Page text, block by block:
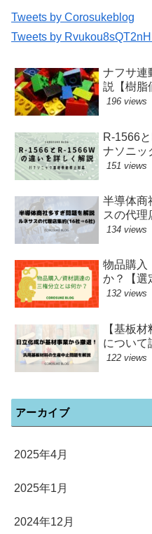
Tweets by Corosukeblog
Tweets by
ナフサ連
説【樹脂
196 views
R-1566
ナソニッ
151 views
半導体商
スの代理
134 views
物品購入
か？【選
132 views
【基板
について
122 views
アーカイブ
2025年4月
2025年1月
2024年12月